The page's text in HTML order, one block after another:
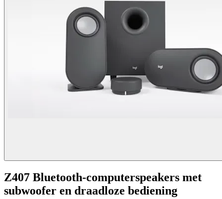
Z407 Bluetooth-computerspeakers met
subwoofer en draadloze bediening